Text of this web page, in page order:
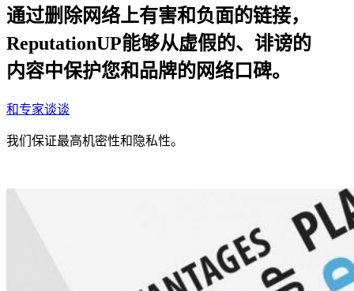
通过删除网络上有害和负面的链接，
ReputationUP能够从虚假的、诽谤的
内容中保护您和品牌的网络口碑。
和专家谈谈
我们保证最高机密性和隐私性。